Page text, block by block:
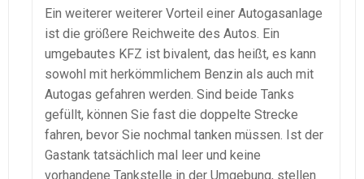
Ein weiterer weiterer Vorteil einer Autogasanlage
ist die größere Reichweite des Autos. Ein
umgebautes KFZ ist bivalent, das heißt, es kann
sowohl mit herkömmlichem Benzin als auch mit
Autogas gefahren werden. Sind beide Tanks
gefüllt, können Sie fast die doppelte Strecke
fahren, bevor Sie nochmal tanken müssen. Ist der
Gastank tatsächlich mal leer und keine
vorhandene Tankstelle in der Umgebung, stellen